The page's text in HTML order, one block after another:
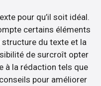
pour qu’il soit idéal.
certains éléments
du texte et la
de surcroît opter
à la rédaction tels que
pour améliorer